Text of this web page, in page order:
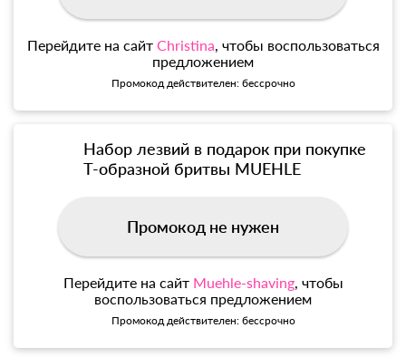
Перейдите на сайт Christina , чтобы воспользоваться
предложением
Промокод действителен: бессрочно
Набор лезвий в подарок при покупке
Т-образной бритвы MUEHLE
Промокод не нужен
Перейдите на сайт Muehle-shaving, чтобы
воспользоваться предложением
Промокод действителен: бессрочно